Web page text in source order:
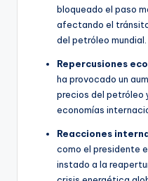
bloqueado el paso
afectando el
del petróleo mundial.
Repercusiones
ha provocado un
precios del petróleo
economías
Reacciones
como el presidente
instado a la